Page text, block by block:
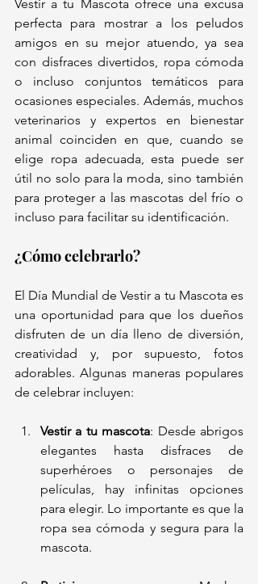
Vestir a tu Mascota ofrece una excusa
perfecta para mostrar a los peludos
amigos en su mejor atuendo, ya sea
con disfraces divertidos, ropa cómoda
o incluso conjuntos temáticos para
ocasiones especiales. Además, muchos
veterinarios y expertos en bienestar
animal coinciden en que, cuando se
elige ropa adecuada, esta puede ser
útil no solo para la moda, sino también
para proteger a las mascotas del frío o
incluso para facilitar su identificación.
¿Cómo celebrarlo?
El Día Mundial de Vestir a tu Mascota es
una oportunidad para que los dueños
disfruten de un día lleno de diversión,
creatividad y, por supuesto, fotos
adorables. Algunas maneras populares
de celebrar incluyen:
Vestir a tu mascota: Desde abrigos
elegantes hasta disfraces de
superhéroes o personajes de
películas, hay infinitas opciones
para elegir. Lo importante es que la
ropa sea cómoda y segura para la
mascota.